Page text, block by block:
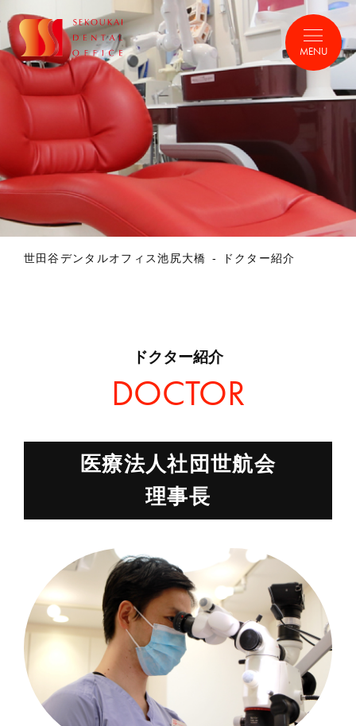
世田谷デンタルオフィス池尻大橋 ドクター紹介
ドクター紹介
医療法人社団世航会
理事長
MENU